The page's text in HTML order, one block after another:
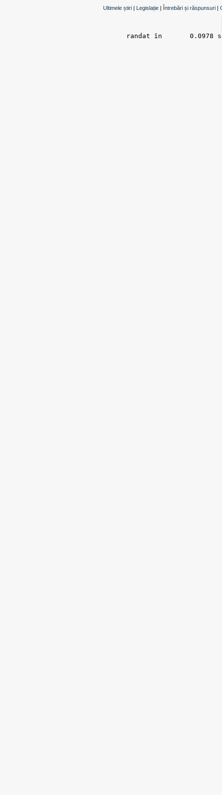
Ultimele știri | Legislație | Întrebări și răspunsuri |
randat în